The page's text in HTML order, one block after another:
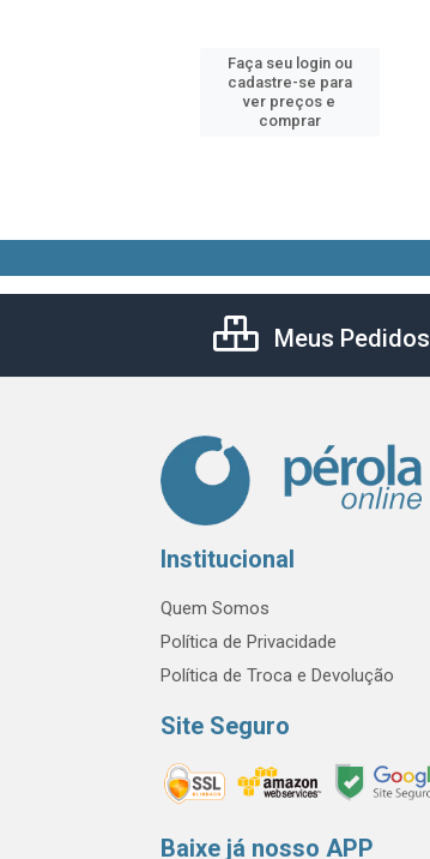
Faça seu login ou
cadastre-se para
ver preços e
comprar
Meus Pedidos
Institucional
Quem Somos
Política de Privacidade
Política de Troca e Devolução
Site Seguro
Baixe já nosso APP